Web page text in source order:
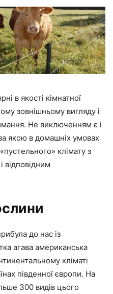
в якості кімнатної
зовнішньому вигляду і
Не виключенням є і
якою в домашніх умовах
клімату з
відповідним
до нас із
агава американська
кліматі
південної європи. На
300 видів цього